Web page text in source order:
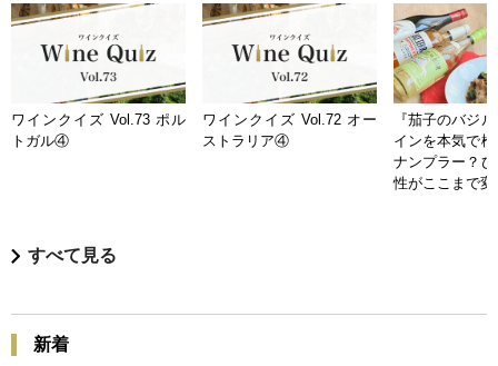
ワインクイズ Vol.73 ポル
トガル④
ワインクイズ Vol.72 オー
ストラリア④
『茄子のバジ
インを本気で
ナンプラー？
性がここまで
すべて見る
新着